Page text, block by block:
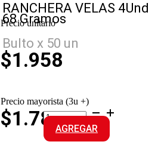
RANCHERA VELAS 4Und
68 Gramos
Bulto x 50 un
Precio unitario
$1.958
Precio mayorista (3u +)
$1.780RANCHERA
VELAS
4Und
cantidad
AGREGAR